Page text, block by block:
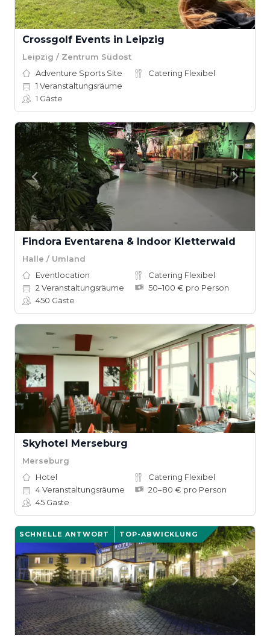
Crossgolf Events in Leipzig
Leipzig / Zentrum Südost
Adventure Sports Site
Catering Flexibel
1 Veranstaltungsräume
1 Gäste
Findora Eventarena & Indoor Kletterwald
Halle / Umland
Eventlocation
Catering Flexibel
2 Veranstaltungsräume
50–100 € pro Person
450 Gäste
Skyhotel Merseburg
Merseburg
Hotel
Catering Flexibel
4Veranstaltungsräume
20–80 € pro Person
45 Gäste
SCHNELLE ANTWORT TOP-ABWICKLUNG